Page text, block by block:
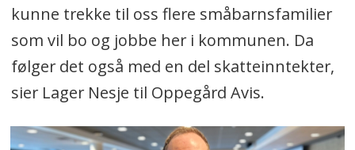
kunne trekke til oss flere småbarnsfamilier
som vil bo og jobbe her i kommunen. Da
følger det også med en del skatteinntekter,
sier Lager Nesje til Oppegård Avis.